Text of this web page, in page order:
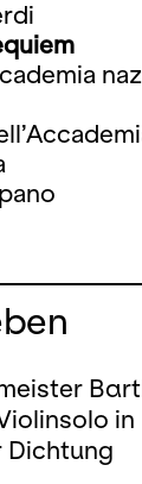
in
Dichtung